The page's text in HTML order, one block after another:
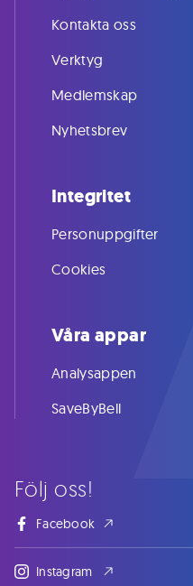
Följ oss!
Facebook
Instagram
Kontakta oss
Verktyg
Medlemskap
Nyhetsbrev
Integritet
Personuppgifter
Cookies
Våra appar
Analysappen
SaveByBell